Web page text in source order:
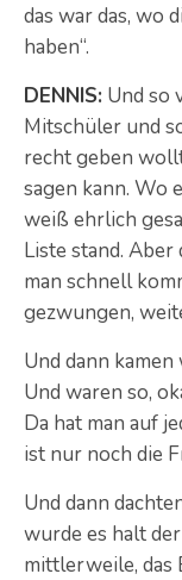
das war das, wo
haben“.
DENNIS: Und so
Mitschüler und
recht geben
sagen kann. Wo
weiß ehrlich
Liste stand. Aber
man schnell
gezwungen,
Und dann
Und waren so,
Da hat man auf
ist nur noch die
Und dann
wurde es halt
mittlerweile, das